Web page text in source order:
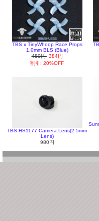
TBS x TinyWhoop Race Props
1.0mm BLS (Blue)
480円 384円
割引: 20%OFF
TBS HS1177 Camera Lens(2.5mm
Lens)
980円